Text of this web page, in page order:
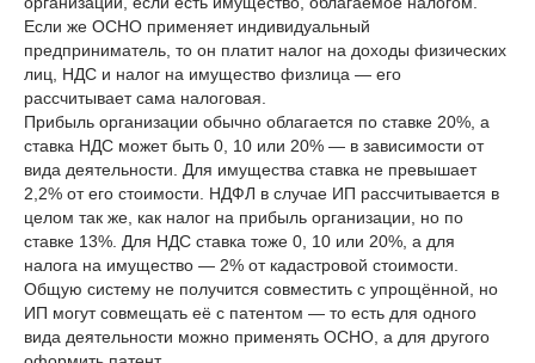
Если же ОСНО применяет индивидуальный
предприниматель, то он платит налог на доходы физических
лиц, НДС и налог на имущество физлица — его
рассчитывает сама налоговая.
Прибыль организации обычно облагается по ставке 20%, а
ставка НДС может быть 0, 10 или 20% — в зависимости от
вида деятельности. Для имущества ставка не превышает
2,2% от его стоимости. НДФЛ в случае ИП рассчитывается в
целом так же, как налог на прибыль организации, но по
ставке 13%. Для НДС ставка тоже 0, 10 или 20%, а для
налога на имущество — 2% от кадастровой стоимости.
Общую систему не получится совместить с упрощённой, но
ИП могут совмещать её с патентом — то есть для одного
вида деятельности можно применять ОСНО, а для другого